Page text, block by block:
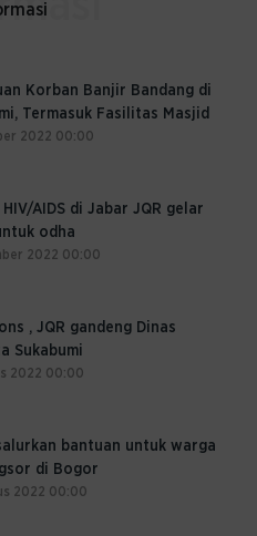
Korban Banjir Bandang di
Termasuk Fasilitas Masjid
2022 00:00
AIDS di Jabar JQR gelar
odha
2022 00:00
, JQR gandeng Dinas
Sukabumi
2022 00:00
bantuan untuk warga
di Bogor
2022 00:00